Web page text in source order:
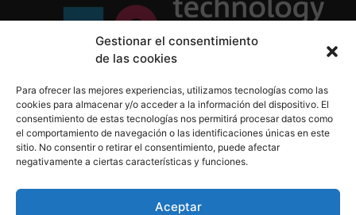
Gestionar el consentimiento
de las cookies
Para ofrecer las mejores experiencias, utilizamos tecnologías como las
cookies para almacenar y/o acceder a la información del dispositivo. El
consentimiento de estas tecnologías nos permitirá procesar datos como
el comportamiento de navegación o las identificaciones únicas en este
sitio. No consentir o retirar el consentimiento, puede afectar
negativamente a ciertas características y funciones.
Aceptar
Política de Cookies
Aviso Legal
910 607 564